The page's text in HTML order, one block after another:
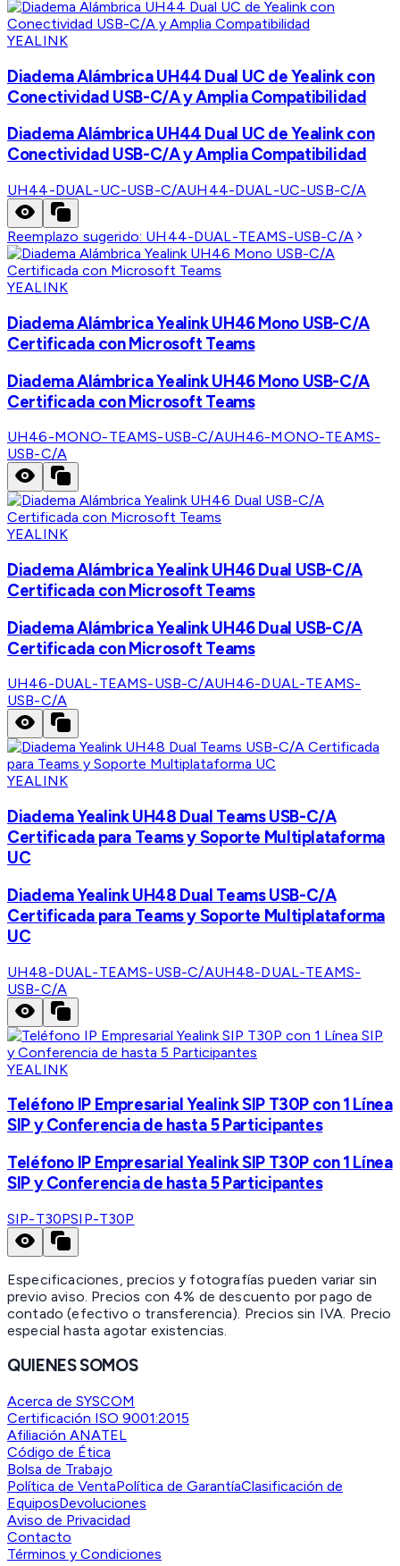
YEALINK
Diadema Alámbrica UH44 Dual UC de Yealink con
Conectividad USB-C/A y Amplia Compatibilidad
Diadema Alámbrica UH44 Dual UC de Yealink con
Conectividad USB-C/A y Amplia Compatibilidad
UH44-DUAL-UC-USB-C/AUH44-DUAL-UC-USB-C/A
Reemplazo sugerido: UH44-DUAL-TEAMS-USB-C/A
YEALINK
Diadema Alámbrica Yealink UH46 Mono USB-C/A
Certificada con Microsoft Teams
Diadema Alámbrica Yealink UH46 Mono USB-C/A
Certificada con Microsoft Teams
UH46-MONO-TEAMS-USB-C/AUH46-MONO-TEAMS-
USB-C/A
YEALINK
Diadema Alámbrica Yealink UH46 Dual USB-C/A
Certificada con Microsoft Teams
Diadema Alámbrica Yealink UH46 Dual USB-C/A
Certificada con Microsoft Teams
UH46-DUAL-TEAMS-USB-C/AUH46-DUAL-TEAMS-
USB-C/A
YEALINK
Diadema Yealink UH48 Dual Teams USB-C/A
Certificada para Teams y Soporte Multiplataforma
UC
Diadema Yealink UH48 Dual Teams USB-C/A
Certificada para Teams y Soporte Multiplataforma
UC
UH48-DUAL-TEAMS-USB-C/AUH48-DUAL-TEAMS-
USB-C/A
YEALINK
Teléfono IP Empresarial Yealink SIP T30P con 1 Línea
SIP y Conferencia de hasta 5 Participantes
Teléfono IP Empresarial Yealink SIP T30P con 1 Línea
SIP y Conferencia de hasta 5 Participantes
SIP-T30PSIP-T30P
Especificaciones, precios y fotografías pueden variar sin
previo aviso. Precios con 4% de descuento por pago de
contado (efectivo o transferencia). Precios sin IVA. Precio
especial hasta agotar existencias.
QUIENES SOMOS
Acerca de SYSCOM
Certificación ISO 9001:2015
Afiliación ANATEL
Código de Ética
Bolsa de Trabajo
Política de VentaPolítica de GarantíaClasificación de
EquiposDevoluciones
Aviso de Privacidad
Contacto
Términos y Condiciones